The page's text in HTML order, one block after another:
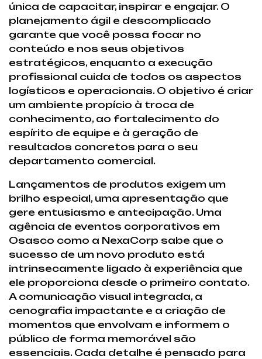
única de capacitar, inspirar e engajar. O
planejamento ágil e descomplicado
garante que você possa focar no
conteúdo e nos seus objetivos
estratégicos, enquanto a execução
profissional cuida de todos os aspectos
logísticos e operacionais. O objetivo é criar
um ambiente propício à troca de
conhecimento, ao fortalecimento do
espírito de equipe e à geração de
resultados concretos para o seu
departamento comercial.
Lançamentos de produtos exigem um
brilho especial, uma apresentação que
gere entusiasmo e antecipação. Uma
agência de eventos corporativos em
Osasco como a NexaCorp sabe que o
sucesso de um novo produto está
intrinsecamente ligado à experiência que
ele proporciona desde o primeiro contato.
A comunicação visual integrada, a
cenografia impactante e a criação de
momentos que envolvam e informem o
público de forma memorável são
essenciais. Cada detalhe é pensado para